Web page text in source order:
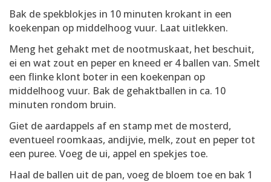
Bak de spekblokjes in 10 minuten krokant in een
koekenpan op middelhoog vuur. Laat uitlekken.
Meng het gehakt met de nootmuskaat, het beschuit,
ei en wat zout en peper en kneed er 4 ballen van. Smelt
een flinke klont boter in een koekenpan op
middelhoog vuur. Bak de gehaktballen in ca. 10
minuten rondom bruin.
Giet de aardappels af en stamp met de mosterd,
eventueel roomkaas, andijvie, melk, zout en peper tot
een puree. Voeg de ui, appel en spekjes toe.
Haal de ballen uit de pan, voeg de bloem toe en bak 1